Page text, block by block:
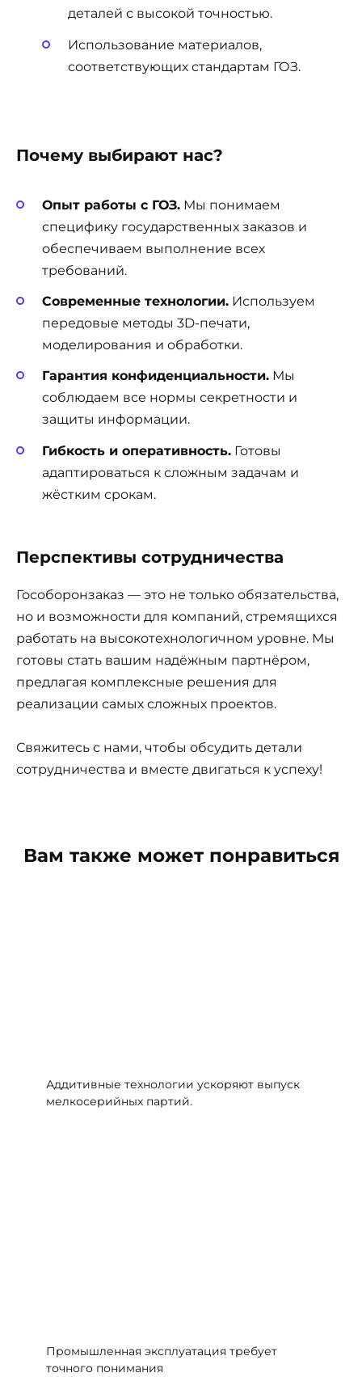
деталей с высокой точностью.
Использование материалов,
соответствующих стандартам ГОЗ.
Почему выбирают нас?
Опыт работы с ГОЗ. Мы понимаем
специфику государственных заказов и
обеспечиваем выполнение всех
требований.
Современные технологии. Используем
передовые методы 3D-печати,
моделирования и обработки.
Гарантия конфиденциальности. Мы
соблюдаем все нормы секретности и
защиты информации.
Гибкость и оперативность. Готовы
адаптироваться к сложным задачам и
жёстким срокам.
Перспективы сотрудничества
Гособоронзаказ — это не только обязательства,
но и возможности для компаний, стремящихся
работать на высокотехнологичном уровне. Мы
готовы стать вашим надёжным партнёром,
предлагая комплексные решения для
реализации самых сложных проектов.
Свяжитесь с нами, чтобы обсудить детали
сотрудничества и вместе двигаться к успеху!
Вам также может понравиться
Аддитивные технологии ускоряют выпуск
мелкосерийных партий.
Промышленная эксплуатация требует
точного понимания